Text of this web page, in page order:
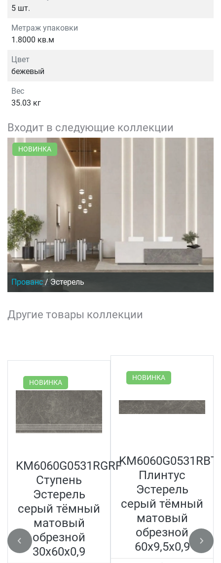
5 шт.
Метраж упаковки
1.8000 кв.м
Цвет
бежевый
Вес
35.03 кг
Входит в следующие коллекции
НОВИНКА
Прованс / Эстерель
Другие товары коллекции
НОВИНКА
KM6060G0531RGRF
Ступень
Эстерель
серый тёмный
матовый
обрезной
30x60x0,9
НОВИНКА
Плинтус
Эстерель
серый тёмный
матовый
обрезной
60x9,5x0,9